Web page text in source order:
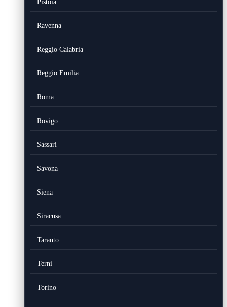
Pistoia
Ravenna
Reggio Calabria
Reggio Emilia
Roma
Rovigo
Sassari
Savona
Siena
Siracusa
Taranto
Terni
Torino